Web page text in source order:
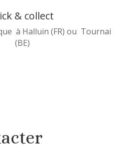
& collect
à Halluin (FR) ou Tournai
(BE)